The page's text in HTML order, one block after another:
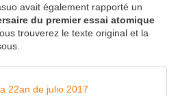
avait également rapporté un
du premier essai atomique
trouverez le texte original et la
22an de julio 2017